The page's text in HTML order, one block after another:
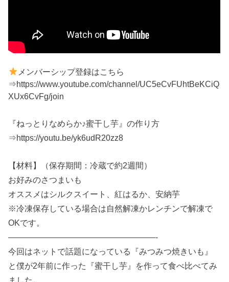
メンバーシップ登録はこちら
⇒https://www.youtube.com/channel/UC5eCvFUhtBeKCiQ
XUx6CvFg/join
『ねっとりなめらか♪蜜干し芋』の作り方
⇒https://youtu.be/yk6udR20zz8
【材料】（保存期間：冷蔵で約2週間）
お好みのさつまいも
オススメはシルクスイート、紅はるか、安納芋
※冷凍保存している場合は自然解凍かレンチンで解凍で
OKです。
——————————————————-
今回はネットで話題になっている『みつみつ焼きいも』
と僕が2年前に作った『蜜干し芋』を作って食べ比べてみ
ました。